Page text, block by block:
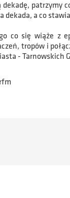
patrzymy
dekada, a co
co się wiąże z
tropów i
- Tarnowskich